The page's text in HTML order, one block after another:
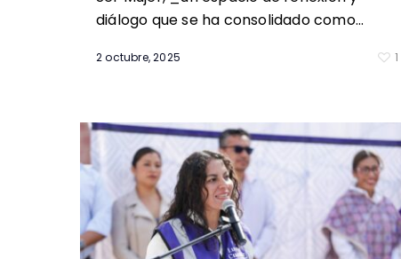
diálogo que se ha consolidado como…
2 octubre, 2025 1